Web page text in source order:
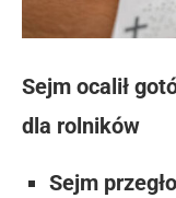
Sejm ocalił
dla rolników
Sejm